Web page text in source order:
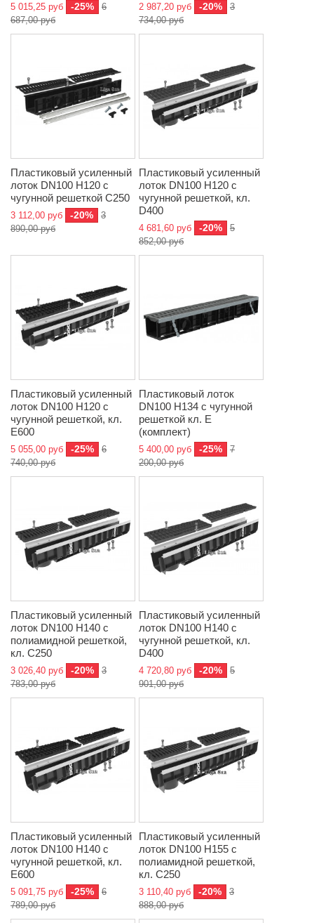
5 015,25 руб -25%
6
687,00 руб
2 987,20 руб -20%
3
734,00 руб
Пластиковый усиленный
лоток DN100 H120 с
чугунной решеткой C250
3 112,00 руб -20%
3
890,00 руб
Пластиковый усиленный
лоток DN100 H120 с
чугунной решеткой, кл.
D400
4 681,60 руб -20%
5
852,00 руб
Пластиковый усиленный
лоток DN100 H120 с
чугунной решеткой, кл.
E600
5 055,00 руб -25%
6
740,00 руб
Пластиковый лоток
DN100 H134 с чугунной
решеткой кл. Е
(комплект)
5 400,00 руб -25%
7
200,00 руб
Пластиковый усиленный
лоток DN100 H140 с
полиамидной решеткой,
кл. C250
3 026,40 руб -20%
3
783,00 руб
Пластиковый усиленный
лоток DN100 H140 с
чугунной решеткой, кл.
D400
4 720,80 руб -20%
5
901,00 руб
Пластиковый усиленный
лоток DN100 H140 с
чугунной решеткой, кл.
E600
5 091,75 руб -25%
6
789,00 руб
Пластиковый усиленный
лоток DN100 H155 с
полиамидной решеткой,
кл. C250
3 110,40 руб -20%
3
888,00 руб